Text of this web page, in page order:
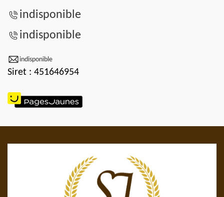
indisponible
indisponible
indisponible
Siret : 451646954